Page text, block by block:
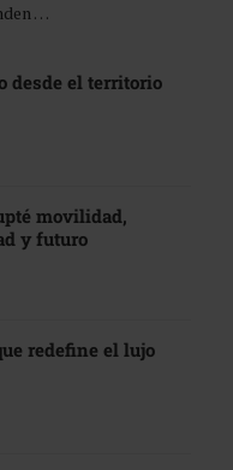
…
desde el territorio
movilidad,
y futuro
redefine el lujo